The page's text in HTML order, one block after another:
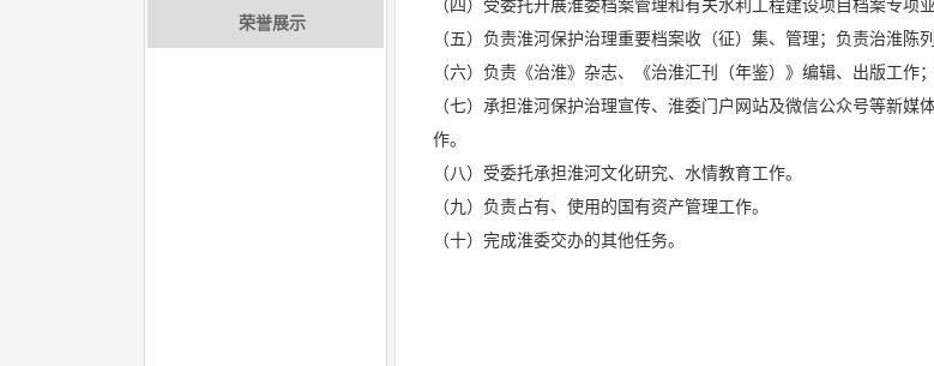
荣誉展示
（四）受委托开展淮委档案管理和有关水利工程建设项目档案专项
（五）负责淮河保护治理重要档案收（征）集、管理；负责治淮陈
（六）负责《治淮》杂志、《治淮汇刊（年鉴）》编辑、出版工作
（七）承担淮河保护治理宣传、淮委门户网站及微信公众号等新
作。
（八）受委托承担淮河文化研究、水情教育工作。
（九）负责占有、使用的国有资产管理工作。
（十）完成淮委交办的其他任务。